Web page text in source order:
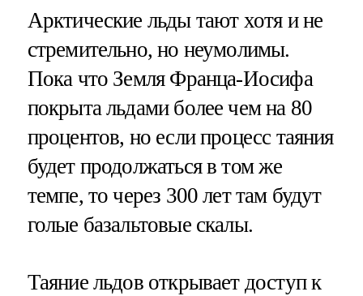
Арктические льды тают хотя и не
стремительно, но неумолимы.
Пока что Земля Франца-Иосифа
покрыта льдами более чем на 80
процентов, но если процесс таяния
будет продолжаться в том же
темпе, то через 300 лет там будут
голые базальтовые скалы.
Таяние льдов открывает доступ к